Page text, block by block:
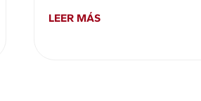
LEER MÁS